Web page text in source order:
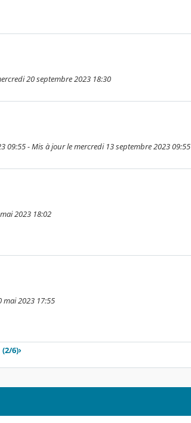
20 septembre 2023 18:30
09:55 - Mis à jour le mercredi 13 septembre 2023 09:55
2023 18:02
mai 2023 17:55
(2/6)›